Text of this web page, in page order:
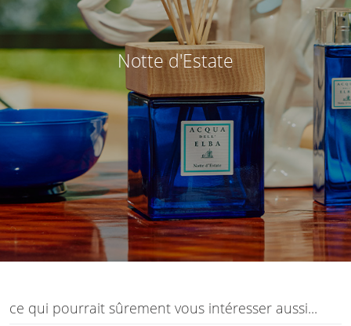
Notte d'Estate
ce qui pourrait sûrement vous intéresser aussi...